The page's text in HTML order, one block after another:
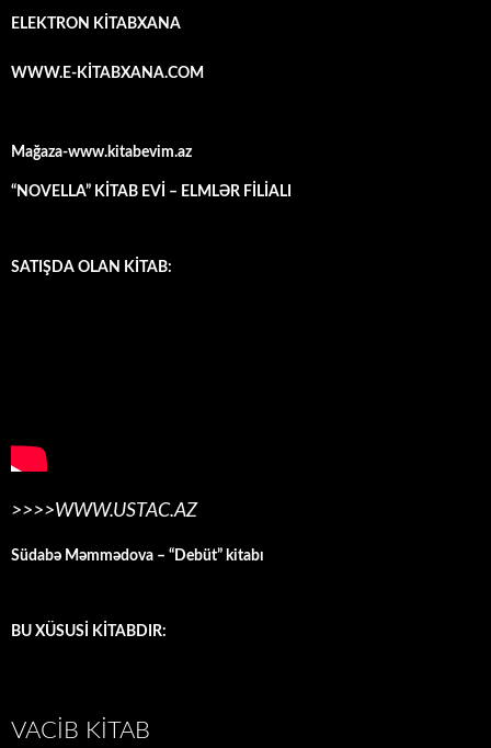
ELEKTRON KİTABXANA
WWW.E-KİTABXANA.COM
Mağaza-www.kitabevim.az
“NOVELLA” KİTAB EVİ – ELMLƏR FİLİALI
SATIŞDA OLAN KİTAB:
>>>>WWW.USTAC.AZ
Südabə Məmmədova – “Debüt” kitabı
BU XÜSUSİ KİTABDIR:
VACIB KITAB